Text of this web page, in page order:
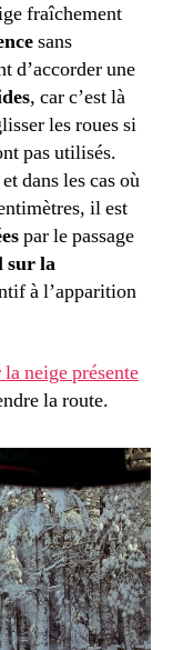
fraîchement
sans
d’accorder une
, car c’est là
les roues si
pas utilisés.
dans les cas où
il est
par le passage
sur la
à l’apparition
neige présente
la route.